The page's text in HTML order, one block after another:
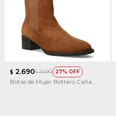
$ 2.690$ 3.690 27
Botas de Mujer Bottero Caña